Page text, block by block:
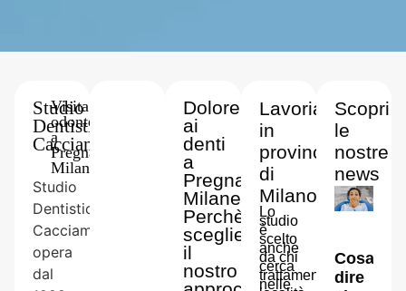
Studio
Dentistico
Cacciamani
-
Visita
odontoiatrica
a
Pregnana
Milanese
Studio
Dentistico
Cacciamani
opera
dal
Dolore
ai
denti
a
Pregnana
Milanese
Perchè
scegliere
il
nostro
Lavoriamo
in
provincia
di
Milano
Lo
studio
è
scelto
anche
da chi
cerca
trattamenti
nelle
Scopri
le
nostre
news
Cosa
dire